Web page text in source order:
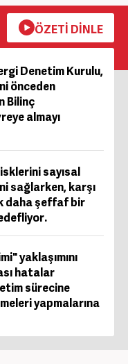
ÖZETİ DİNLE
Denetim Kurulu,
önceden
Bilinç
almayı
sayısal
sağlarken, karşı
daha şeffaf bir
yaklaşımını
hatalar
sürecine
yapmalarına